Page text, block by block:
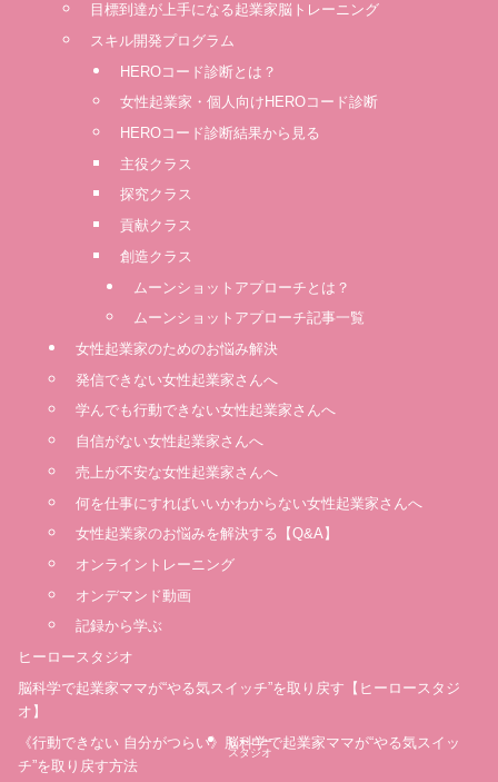
⽬標到達が上⼿になる起業家脳トレーニング
スキル開発プログラム
HEROコード診断とは？
女性起業家・個人向けHEROコード診断
HEROコード診断結果から見る
主役クラス
探究クラス
貢献クラス
創造クラス
ムーンショットアプローチとは？
ムーンショットアプローチ記事一覧
女性起業家のためのお悩み解決
発信できない女性起業家さんへ
学んでも行動できない女性起業家さんへ
自信がない女性起業家さんへ
売上が不安な女性起業家さんへ
何を仕事にすればいいかわからない女性起業家さんへ
女性起業家のお悩みを解決する【Q&A】
オンライントレーニング
オンデマンド動画
記録から学ぶ
ヒーロースタジオ
脳科学で起業家ママが“やる気スイッチ”を取り戻す【ヒーロースタジ
オ】
《行動できない 自分がつらい》脳科学で起業家ママが“やる気スイッ
チ”を取り戻す方法
ヒーロー
スタジオ